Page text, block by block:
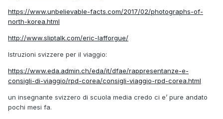
https://www.unbelievable-facts.com/2017/02/photographs-of-
north-korea.html
http://www.sliptalk.com/eric-lafforgue/
Istruzioni svizzere per il viaggio:
https://www.eda.admin.ch/eda/it/dfae/rappresentanze-e-
consigli-di-viaggio/rpd-corea/consigli-viaggio-rpd-corea.html
un insegnante svizzero di scuola media credo ci e’ pure andato
pochi mesi fa.